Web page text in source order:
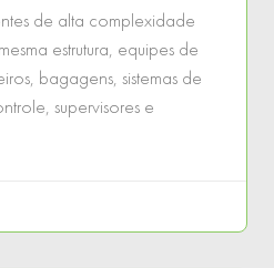
de alta complexidade
estrutura, equipes de
bagagens, sistemas de
supervisores e